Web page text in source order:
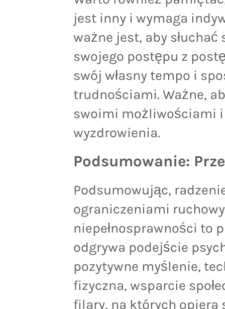
jest inny i wymaga
ważne jest, aby
swojego postępu z
swój własny tempo i
trudnościami. Ważne,
swoimi możliwościami i
wyzdrowienia.
Podsumowanie:
Podsumowując,
ograniczeniami
niepełnosprawności to
odgrywa podejście
pozytywne myślenie,
fizyczna, wsparcie
filary, na których opiera